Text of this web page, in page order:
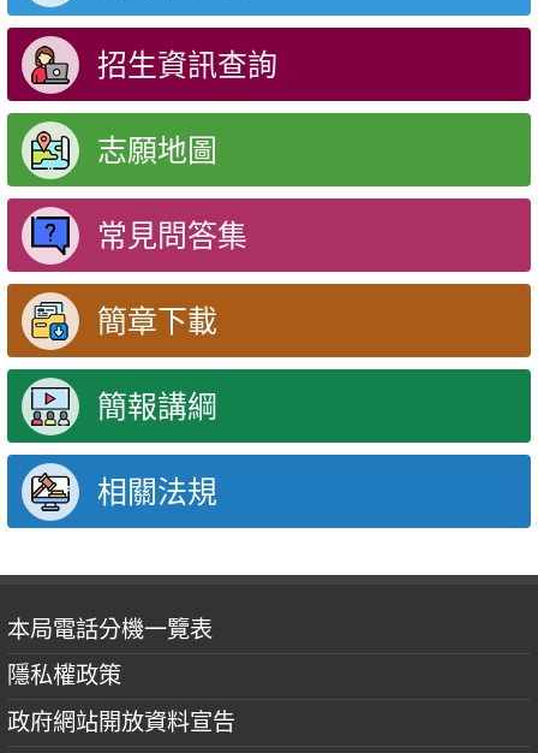
招生資訊查詢
志願地圖
常見問答集
簡章下載
簡報講綱
相關法規
本局電話分機一覽表
隱私權政策
政府網站開放資料宣告